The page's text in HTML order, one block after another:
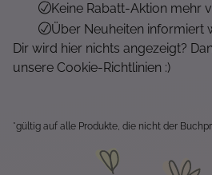
Keine Rabatt-Aktion mehr
Über Neuheiten informiert
Dir wird hier nichts angezeigt?
unsere Cookie-Richtlinien :)
*gültig auf alle Produkte, die nicht der